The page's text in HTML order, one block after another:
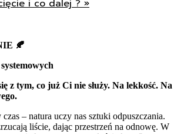
i co dalej ?»
🍂
z tym, co już Ci nie służy. Na lekkość. Na
– natura uczy nas sztuki odpuszczania.
liście, dając przestrzeń na odnowę. W